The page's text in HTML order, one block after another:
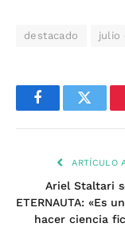
destacado julio
FacebookTwitter
ARTÍCULO
Ariel Staltari
ETERNAUTA: «Es
hacer ciencia